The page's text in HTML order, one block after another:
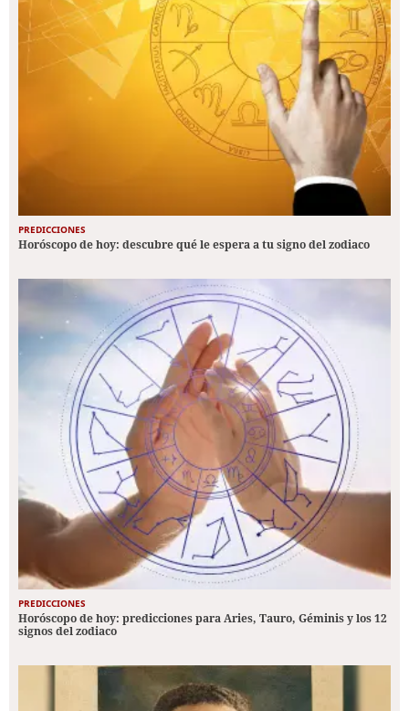
PREDICCIONES
Horóscopo de hoy: descubre qué le espera a tu signo del zodiaco
PREDICCIONES
Horóscopo de hoy: predicciones para Aries, Tauro, Géminis y los 12
signos del zodiaco